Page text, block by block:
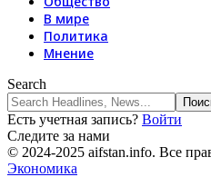
В мире
Политика
Мнение
Search
Есть учетная запись? Войти
Следите за нами
© 2024-2025 aifstan.info. Все
Экономика